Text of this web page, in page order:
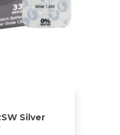
Silver